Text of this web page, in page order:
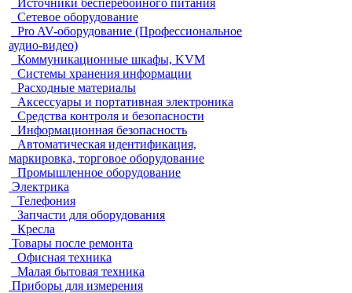
Источники бесперебойного питания
Сетевое оборудование
Pro AV-оборудование (Профессиональное
аудио-видео)
Коммуникационные шкафы, KVM
Системы хранения информации
Расходные материалы
Аксессуары и портативная электроника
Средства контроля и безопасности
Информационная безопасность
Автоматическая идентификация,
маркировка, торговое оборудование
Промышленное оборудование
Электрика
Телефония
Запчасти для оборудования
Кресла
Товары после ремонта
Офисная техника
Малая бытовая техника
Приборы для измерения